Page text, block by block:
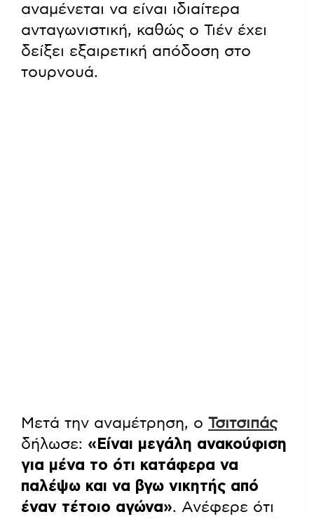
αναμένεται να είναι ιδιαίτερα
ανταγωνιστική, καθώς ο Τιέν έχει
δείξει εξαιρετική απόδοση στο
τουρνουά.
Μετά την αναμέτρηση, ο Τσιτσιπάς
δήλωσε: «Είναι μεγάλη ανακούφιση
για μένα το ότι κατάφερα να
παλέψω και να βγω νικητής από
έναν τέτοιο αγώνα». Ανέφερε ότι